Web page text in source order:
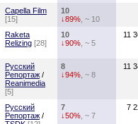
Capella Film
[15]
10
↓89% , ~ 10
Raketa
Relizing [28]
10
↓90% , ~ 5
11
Русский
Репортаж /
Reanimedia
[5]
8
↓94% , ~ 8
11
Русский
Репортаж /
7
↓50% , ~ 7
7